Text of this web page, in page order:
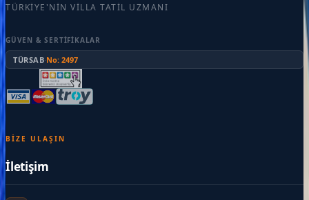
TÜRKIYE'NIN VILLA TATIL UZMANI
GÜVEN & SERTIFIKALAR
TÜRSAB·No: 2497
BIZE ULAŞIN
İletişim